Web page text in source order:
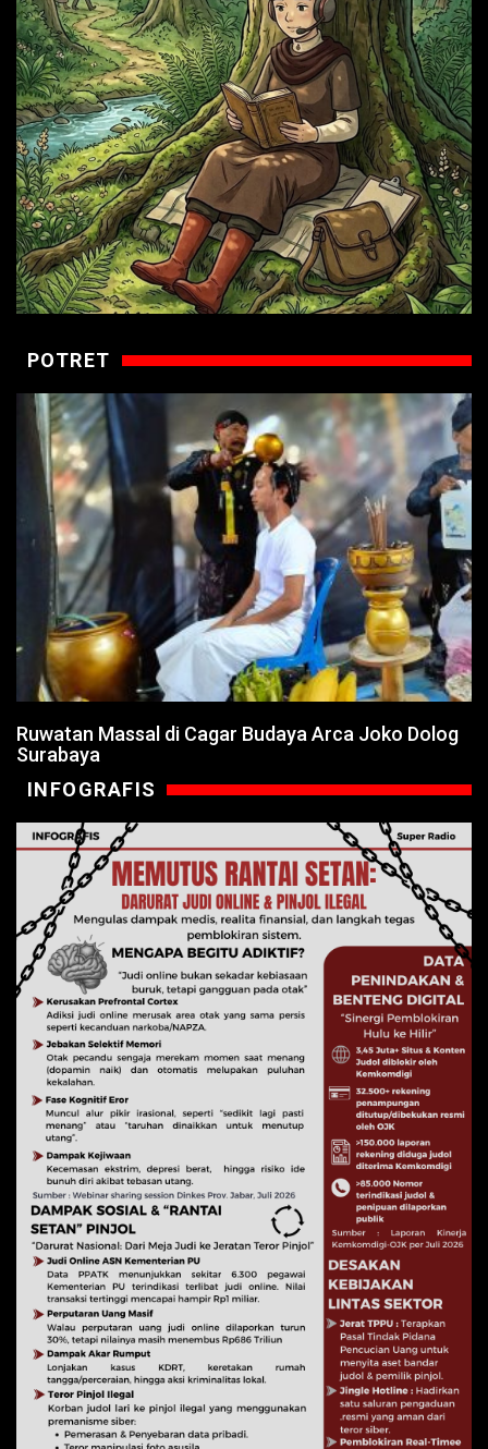
POTRET
Ruwatan Massal di Cagar Budaya Arca Joko Dolog
Surabaya
INFOGRAFIS